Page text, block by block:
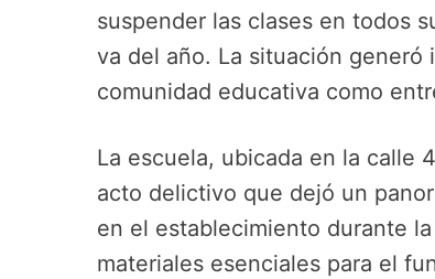
suspender las clases en todos
va del año. La situación
comunidad educativa como
La escuela, ubicada en la calle
acto delictivo que dejó un
en el establecimiento durante
materiales esenciales para el